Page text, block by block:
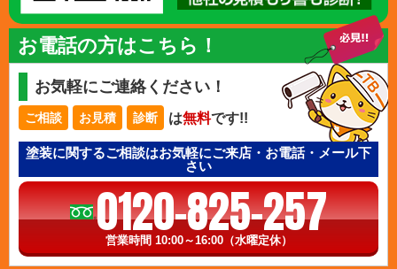
お電話の方はこちら！
お気軽にご連絡ください！
ご相談 お見積 診断 は無料です!!
塗装に関するご相談はお気軽にご来店・お電話・メール下
さい
0120-825-257
営業時間 10:00～16:00（水曜定休）